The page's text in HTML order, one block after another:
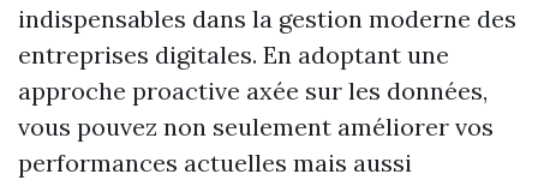
indispensables dans la gestion moderne des
entreprises digitales. En adoptant une
approche proactive axée sur les données,
vous pouvez non seulement améliorer vos
performances actuelles mais aussi